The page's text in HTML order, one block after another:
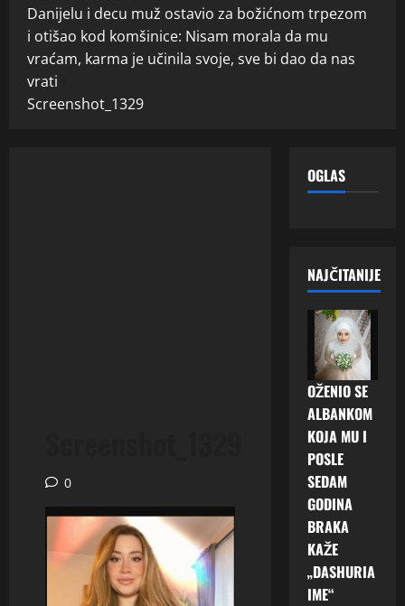
Danijelu i decu muž ostavio za božićnom trpezom
i otišao kod komšinice: Nisam morala da mu
vraćam, karma je učinila svoje, sve bi dao da nas
vrati
Screenshot_1329
0
OGLAS
NAJČITANIJE
OŽENIO SE
ALBANKOM
KOJA MU I
POSLE
SEDAM
GODINA
BRAKA
KAŽE
„DASHURIA
IME“